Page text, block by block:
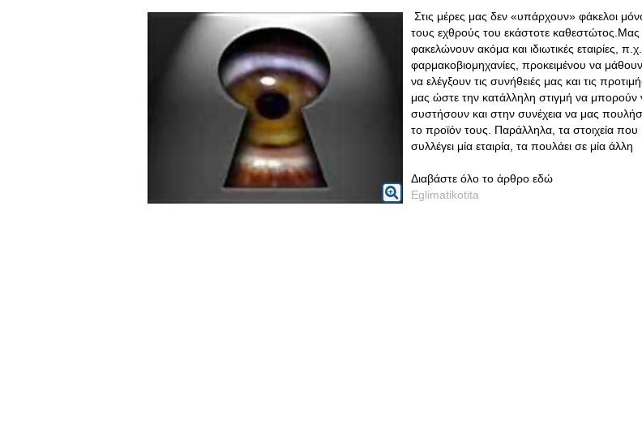
Στις μέρες μας δεν «υπάρχουν» φάκελοι
τους εχθρούς του εκάστοτε καθεστώτος.Μας
φακελώνουν ακόμα και ιδιωτικές εταιρίες, π.χ.
φαρμακοβιομηχανίες, προκειμένου να
να ελέγξουν τις συνήθειές μας και τις
μας ώστε την κατάλληλη στιγμή να μπορούν
συστήσουν και στην συνέχεια να μας
το προϊόν τους. Παράλληλα, τα στοιχεία που
συλλέγει μία εταιρία, τα πουλάει σε μία άλλη
Διαβάστε όλο το άρθρο εδώ
Eglimatikotita